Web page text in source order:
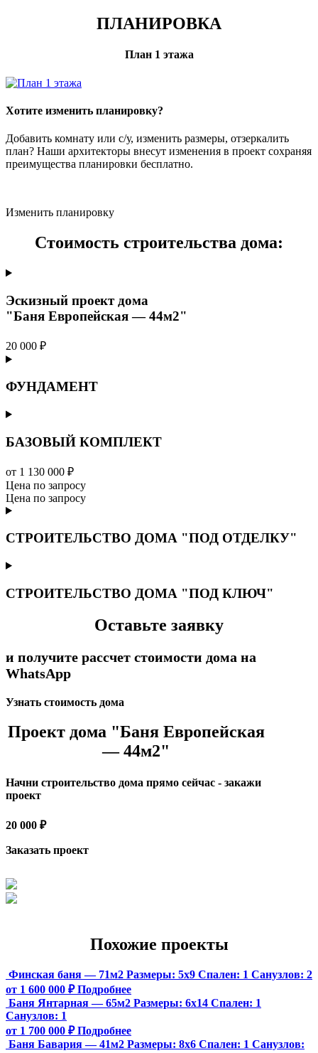
ПЛАНИРОВКА
План 1 этажа
Хотите изменить планировку?
Добавить комнату или с/у, изменить размеры, отзеркалить
план? Наши архитекторы внесут изменения в проект сохраняя
преимущества планировки бесплатно.
Изменить планировку
Стоимость строительства дома:
Эскизный проект дома
"Баня Европейская — 44м2"
20 000 ₽
ФУНДАМЕНТ
БАЗОВЫЙ КОМПЛЕКТ
от 1 130 000 ₽
Цена по запросу
Цена по запросу
СТРОИТЕЛЬСТВО ДОМА "ПОД ОТДЕЛКУ"
СТРОИТЕЛЬСТВО ДОМА "ПОД КЛЮЧ"
Оставьте заявку
и получите рассчет стоимости дома на
WhatsApp
Узнать стоимость дома
Проект дома "Баня Европейская
— 44м2"
Начни строительство дома прямо сейчас - закажи
проект
20 000 ₽
Заказать проект
Похожие проекты
Финская баня — 71м2 Размеры: 5х9 Спален: 1 Санузлов: 2
от 1 600 000 ₽ Подробнее
Баня Янтарная — 65м2 Размеры: 6х14 Спален: 1
Санузлов: 1
от 1 700 000 ₽ Подробнее
Баня Бавария — 41м2 Размеры: 8х6 Спален: 1 Санузлов: